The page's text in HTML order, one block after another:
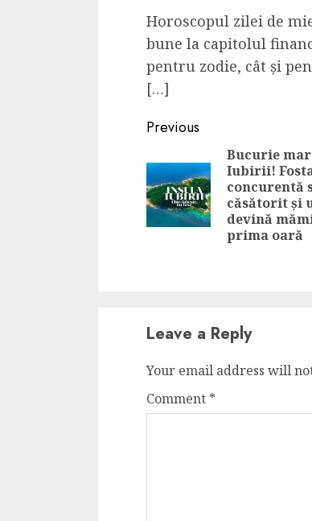
Horoscopul zilei de
bune la capitolul
pentru zodie, cât și
[…]
Continue
Reading
Previous
Bucurie
Iubirii!
concurentă
căsătorit și
devină
prima oară
Leave a Reply
Your email address will
Comment *